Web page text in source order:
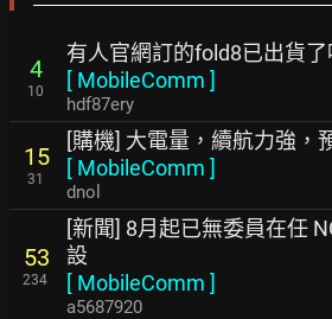
4
10
有人官網訂的fold8已出貨了
[ MobileComm ]
hdf87ery
15
31
[購機] 大電量，續航力強，
[ MobileComm ]
dnol
53
234
[新聞] 8月起已無委員在任
設
[ MobileComm ]
a5687920